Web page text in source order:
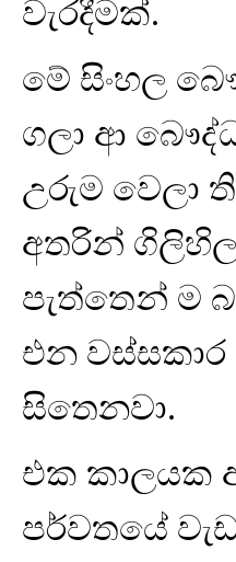
වැරදීමක්.
මේ සිංහල
ගලා ආ
උරුම වෙලා
අතරින්
පැත්තෙන් ම
එන වස්සකාර
සිතෙනවා.
එක කාලයක
පර්වතයේ